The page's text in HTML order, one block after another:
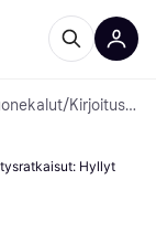
/ Kirjoituspöydät
Hyllyt